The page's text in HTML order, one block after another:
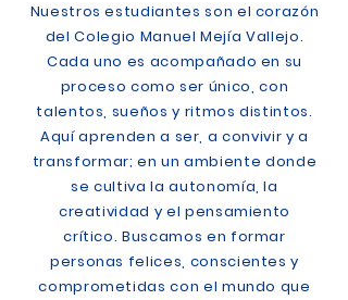
Nuestros estudiantes son el corazón
del Colegio Manuel Mejía Vallejo.
Cada uno es acompañado en su
proceso como ser único, con
talentos, sueños y ritmos distintos.
Aquí aprenden a ser, a convivir y a
transformar; en un ambiente donde
se cultiva la autonomía, la
creatividad y el pensamiento
crítico. Buscamos en formar
personas felices, conscientes y
comprometidas con el mundo que